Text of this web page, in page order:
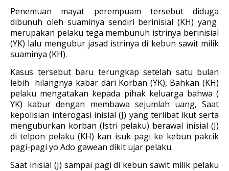
Penemuan mayat perempuam tersebut diduga
dibunuh oleh suaminya sendiri berinisial (KH) yang
merupakan pelaku tega membunuh istrinya berinisial
(YK) lalu mengubur jasad istrinya di kebun sawit milik
suaminya (KH).
Kasus tersebut baru terungkap setelah satu bulan
lebih hilangnya kabar dari Korban (YK), Bahkan (KH)
pelaku mengatakan kepada pihak keluarga bahwa (
YK) kabur dengan membawa sejumlah uang, Saat
kepolisian interogasi inisial (J) yang terlibat ikut serta
menguburkan korban (Istri pelaku) berawal inisial (J)
di telpon pelaku (KH) kan isuk pagi ke kebun pakcik
pagi-pagi yo Ado gawean dikit ujar pelaku.
Saat inisial (J) sampai pagi di kebun sawit milik pelaku